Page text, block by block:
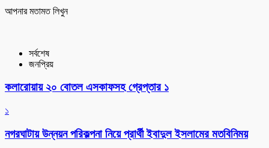
আপনার মতামত লিখুন
সর্বশেষ
জনপ্রিয়
কলারোয়ায় ২০ বোতল এসকাফসহ গ্রেপ্তার ১
১
নগরঘাটায় উন্নয়ন পরিকল্পনা নিয়ে প্রার্থী ইবাদুল ইসলামের মতবিনিময়